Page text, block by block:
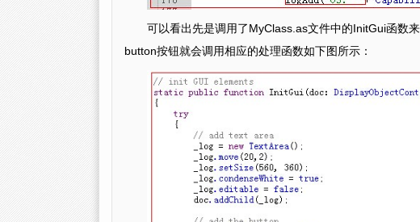
可以看出先是调用了MyClass.as文件中的InitGui函数
button按钮就会调用相应的处理函数如下图所示：